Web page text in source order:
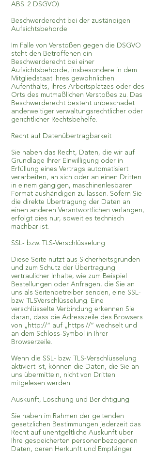
ABS. 2 DSGVO).
Beschwerderecht bei der zuständigen
Aufsichtsbehörde
Im Falle von Verstößen gegen die DSGVO
steht den Betroffenen ein
Beschwerderecht bei einer
Aufsichtsbehörde, insbesondere in dem
Mitgliedstaat ihres gewöhnlichen
Aufenthalts, ihres Arbeitsplatzes oder des
Orts des mutmaßlichen Verstoßes zu. Das
Beschwerderecht besteht unbeschadet
anderweitiger verwaltungsrechtlicher oder
gerichtlicher Rechtsbehelfe.
Recht auf Datenübertragbarkeit
Sie haben das Recht, Daten, die wir auf
Grundlage Ihrer Einwilligung oder in
Erfüllung eines Vertrags automatisiert
verarbeiten, an sich oder an einen Dritten
in einem gängigen, maschinenlesbaren
Format aushändigen zu lassen. Sofern Sie
die direkte Übertragung der Daten an
einen anderen Verantwortlichen verlangen,
erfolgt dies nur, soweit es technisch
machbar ist.
SSL- bzw. TLS-Verschlüsselung
Diese Seite nutzt aus Sicherheitsgründen
und zum Schutz der Übertragung
vertraulicher Inhalte, wie zum Beispiel
Bestellungen oder Anfragen, die Sie an
uns als Seitenbetreiber senden, eine SSL-
bzw. TLSVerschlüsselung. Eine
verschlüsselte Verbindung erkennen Sie
daran, dass die Adresszeile des Browsers
von „http://“ auf „https://“ wechselt und
an dem Schloss-Symbol in Ihrer
Browserzeile.
Wenn die SSL- bzw. TLS-Verschlüsselung
aktiviert ist, können die Daten, die Sie an
uns übermitteln, nicht von Dritten
mitgelesen werden.
Auskunft, Löschung und Berichtigung
Sie haben im Rahmen der geltenden
gesetzlichen Bestimmungen jederzeit das
Recht auf unentgeltliche Auskunft über
Ihre gespeicherten personenbezogenen
Daten, deren Herkunft und Empfänger